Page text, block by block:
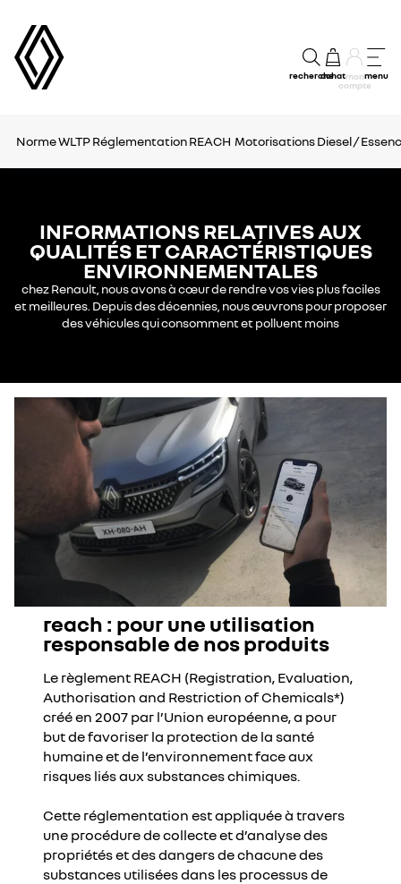
rechercheachatmon
compte
menu
Norme WLTP Réglementation REACH Motorisations Diesel /
INFORMATIONS RELATIVES AUX
QUALITÉS ET CARACTÉRISTIQUES
ENVIRONNEMENTALES
chez Renault, nous avons à cœur de rendre vos vies plus faciles
et meilleures. Depuis des décennies, nous œuvrons pour proposer
des véhicules qui consomment et polluent moins
reach : pour une utilisation
responsable de nos produits
Le règlement REACH (Registration, Evaluation,
Authorisation and Restriction of Chemicals*)
créé en 2007 par l’Union européenne, a pour
but de favoriser la protection de la santé
humaine et de l’environnement face aux
risques liés aux substances chimiques.
Cette réglementation est appliquée à travers
une procédure de collecte et d’analyse des
propriétés et des dangers de chacune des
substances utilisées dans les processus de